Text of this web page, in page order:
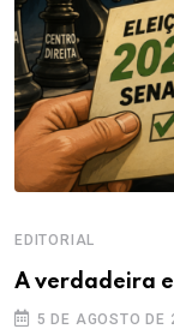
EDITORIAL
A verdadeira
5 DE AGOSTO DE